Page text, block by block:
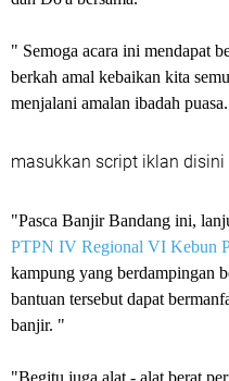
" Semoga acara ini mendapat
berkah amal kebaikan kita
menjalani amalan ibadah
masukkan script iklan disini
"Pasca Banjir Bandang ini,
PTPN IV Regional VI Kebun
kampung yang berdampingan
bantuan tersebut dapat
banjir. "
"Begitu juga alat - alat berat